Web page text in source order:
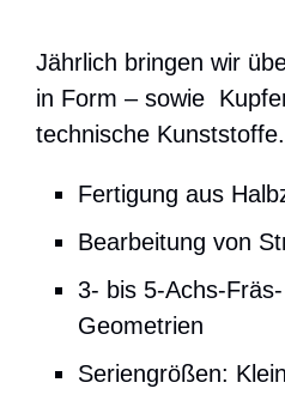
Jährlich bringen wir
in Form – sowie
technische Kunststoffe.
Fertigung aus
Bearbeitung von
3- bis 5-Achs-
Geometrien
Seriengrößen: